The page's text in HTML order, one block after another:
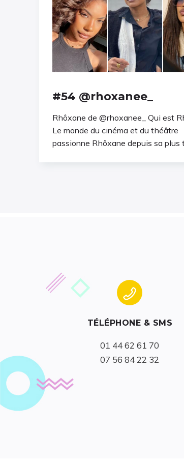
#54 @rhoxanee_
Rhôxane de @rhoxanee_ Qui est
Le monde du cinéma et du théâtre
passionne Rhôxane depuis sa plus
TÉLÉPHONE & SMS
07 56 84 22 32